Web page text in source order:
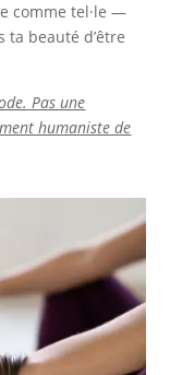
comme tel·le —
beauté d’être
Pas une
humaniste de